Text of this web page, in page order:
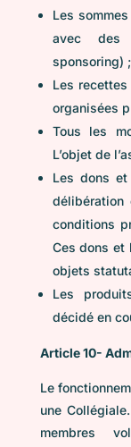
Les
avec des
sponsoring) ;
Les
organisées
Tous les
L’objet de
Les dons
conditions
Ces dons et
objets
Les
décidé en
Article 10-
Le
une
membres